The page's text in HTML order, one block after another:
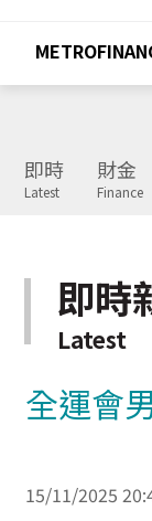
即時
Latest
財金
Finance
即時
Latest
全運會
15/11/2025